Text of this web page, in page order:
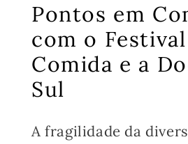
Pontos em
com o
Comida e a
Sul
A fragilidade da